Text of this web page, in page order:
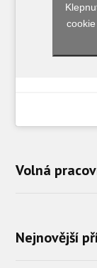
Volná
Nejnovější